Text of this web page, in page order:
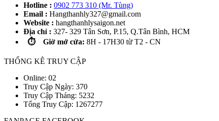
Hotline : 0902 773 310 (Mr. Tùng)
Email : Hangthanhly327@gmail.com
Website : hangthanhlysaigon.net
Địa chỉ : 327- 329 Tân Sơn, P.15, Q.Tân Bình, HCM
⏱️ Giờ mở cửa: 8H - 17H30 từ T2 - CN
THỐNG KÊ TRUY CẬP
Online: 02
Truy Cập Ngày: 370
Truy Cập Tháng: 5232
Tổng Truy Cập: 1 267277